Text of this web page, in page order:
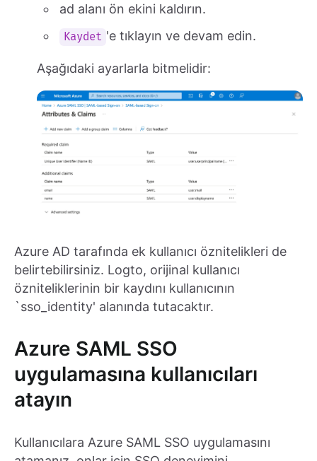
ad alanı ön ekini kaldırın.
Kaydet 'e tıklayın ve devam edin.
Aşağıdaki ayarlarla bitmelidir:
Azure AD tarafında ek kullanıcı öznitelikleri de
belirtebilirsiniz. Logto, orijinal kullanıcı
özniteliklerinin bir kaydını kullanıcının
`sso_identity' alanında tutacaktır.
Azure SAML SSO
uygulamasına kullanıcıları
atayın
Kullanıcılara Azure SAML SSO uygulamasını